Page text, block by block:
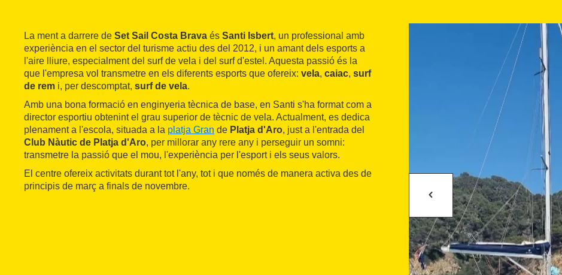
La ment a darrere de Set Sail Costa Brava és Santi Isbert, un professional amb
experiència en el sector del turisme actiu des del 2012, i un amant dels esports a
l'aire lliure, especialment del surf de vela i del surf d'estel. Aquesta passió és la
que l'empresa vol transmetre en els diferents esports que ofereix: vela, caiac, surf
de rem i, per descomptat, surf de vela.
Amb una bona formació en enginyeria tècnica de base, en Santi s'ha format com a
director esportiu obtenint el grau superior de tècnic de vela. Actualment, es dedica
plenament a l'escola, situada a la platja Gran de Platja d'Aro, just a l'entrada del
Club Nàutic de Platja d'Aro, per millorar any rere any i perseguir un somni:
transmetre la passió que el mou, l'experiència per l'esport i els seus valors.
El centre ofereix activitats durant tot l'any, tot i que només de manera activa des de
principis de març a finals de novembre.